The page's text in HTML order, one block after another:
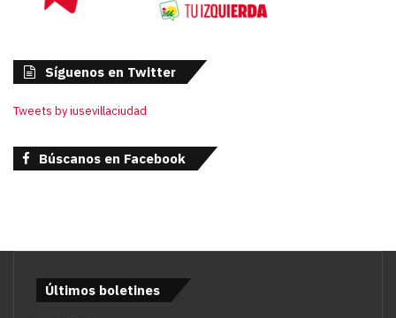
Síguenos en Twitter
Tweets by iusevillaciudad
Búscanos en Facebook
Últimos boletines